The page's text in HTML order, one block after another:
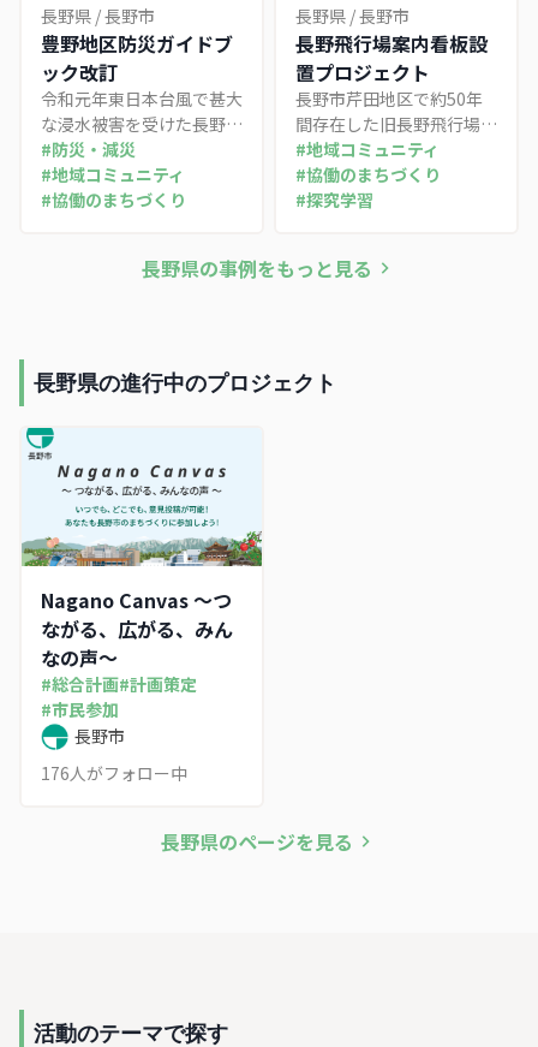
ロジェクト。
の向上に取り組む
長野県 /長野市
豊野地区防災ガイドブ
ック改訂
令和元年東日本台風で甚大
な浸水被害を受けた長野市
豊野地区が、住民自治協議
会主導で防災ガイドブック
第2版を全戸配布し、避難
#防災・減災
#地域コミュニティ
#協働のまちづくり
長野県 /長野市
長野飛行場案内看板設
置プロジェクト
長野市芹田地区で約50年
間存在した旧長野飛行場の
歴史を次世代に継承するた
め、商工団体・大学・中学
校が連携して案内看板設置
#地域コミュニティ
#協働のまちづくり
#探究学習
長野県の事例をもっと見る
長野県の進行中のプロジェクト
Nagano Canvas 〜つ
ながる、広がる、みん
なの声〜
#総合計画#計画策定
#市民参加
長野市
176人がフォロー中
長野県のページを見る
活動のテーマで探す